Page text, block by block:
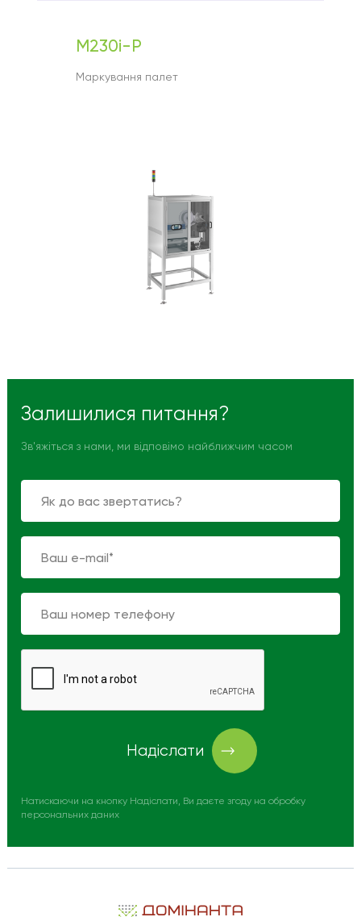
M230i-P
Маркування палет
Залишилися питання?
Зв'яжіться з нами, ми відповімо найближчим часом
Надіслати
Натискаючи на кнопку Надіслати, Ви даєте згоду на обробку
персональних даних